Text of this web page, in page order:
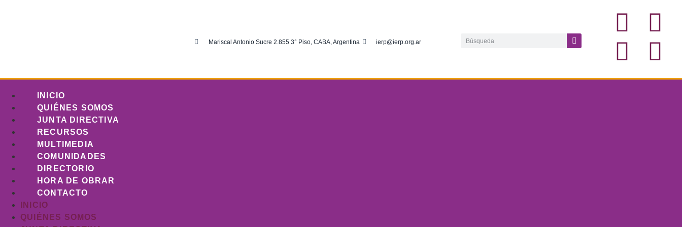
Mariscal Antonio Sucre 2.855 3° Piso, CABA, Argentina ierp@ierp.org.ar
INICIO
QUIÉNES SOMOS
JUNTA DIRECTIVA
RECURSOS
MULTIMEDIA
COMUNIDADES
DIRECTORIO
HORA DE OBRAR
CONTACTO
INICIO
QUIÉNES SOMOS